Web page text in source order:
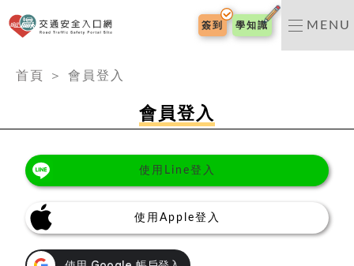
交通安全入口網
簽到 學知識 MENU
首頁
＞ 會員登入
會員登入
使用Line登入
使用Apple登入